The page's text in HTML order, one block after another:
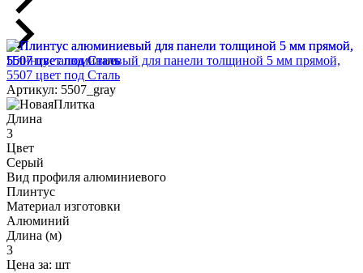
Плинтус алюминиевый для панели толщиной 5 мм прямой,
5507 цвет под Сталь
Артикул: 5507_gray
Длина
3
Цвет
Серый
Вид профиля алюминиевого
Плинтус
Материал изготовки
Алюминий
Длина (м)
3
Цена за: шт